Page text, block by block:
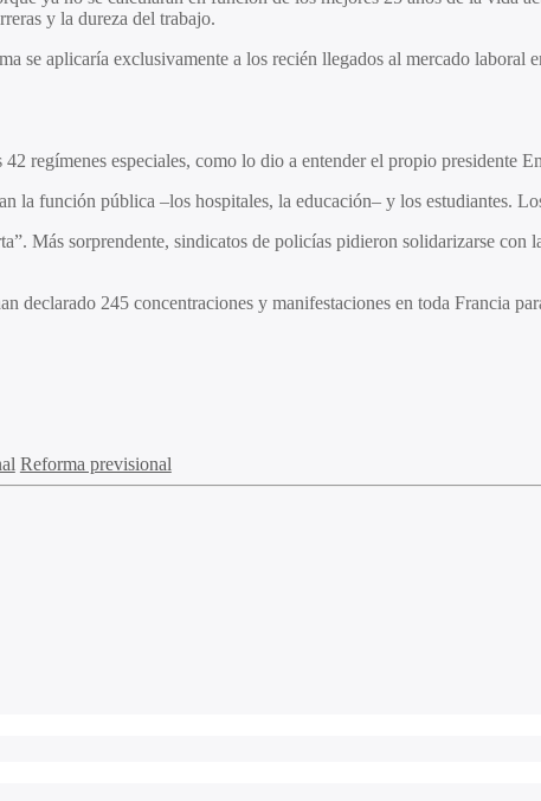
y la dureza del trabajo.
se aplicaría exclusivamente a los recién llegados al mercado laboral
regímenes especiales, como lo dio a entender el propio presidente
la función pública –los hospitales, la educación– y los estudiantes.
Más sorprendente, sindicatos de policías pidieron solidarizarse con
declarado 245 concentraciones y manifestaciones en toda Francia
Reforma previsional